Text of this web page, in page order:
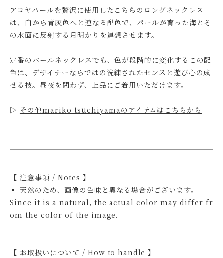
アコヤパールを贅沢に使用したこちらのロングネックレス
は、白から青灰色へと連なる配色で、パールが育った海とそ
の水面に反射する月明かりを連想させます。
定番のパールネックレスでも、色が段階的に変化するこの配
色は、デザイナーならではの洗練されたセンスと遊び心の成
せる技。昼夜を問わず、上品にご着用いただけます。
▷ その他mariko tsuchiyamaのアイテムはこちらから
【 注意事項 / Notes 】
▪ 天然のため、画像の色味と異なる場合がございます。
Since it is a natural, the actual color may differ fr
om the color of the image.
【 お取扱いについて / How to handle 】